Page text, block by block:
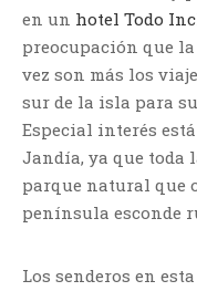
en un hotel Todo
preocupación que la
vez son más los
sur de la isla para
Especial interés
Jandía, ya que toda
parque natural que
península esconde
Los senderos en